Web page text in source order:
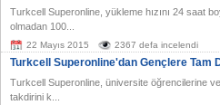
Turkcell Superonline, yükleme hızını 24 saat
olmadan 100...
22 Mayıs 2015 2367 defa incelendi
Turkcell Superonline'dan Gençlere Tam
Turkcell Superonline, üniversite öğrencilerine
takdirini k...